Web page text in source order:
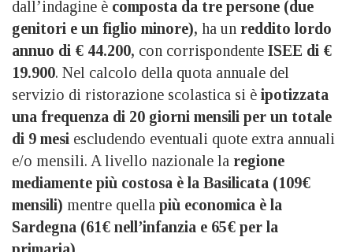
dall’indagine è composta da tre persone (due
genitori e un figlio minore), ha un reddito lordo
annuo di € 44.200, con corrispondente ISEE di €
19.900. Nel calcolo della quota annuale del
servizio di ristorazione scolastica si è ipotizzata
una frequenza di 20 giorni mensili per un totale
di 9 mesi escludendo eventuali quote extra annuali
e/o mensili. A livello nazionale la regione
mediamente più costosa è la Basilicata (109€
mensili) mentre quella più economica è la
Sardegna (61€ nell’infanzia e 65€ per la